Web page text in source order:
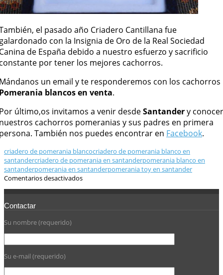
el pasado año Criadero Cantillana fue
con la Insignia de Oro de la Real Sociedad
de España debido a nuestro esfuerzo y sacrificio
por tener los mejores cachorros.
un email y te responderemos con los cachorros
blancos en venta.
último,os invitamos a venir desdeSantandery conocer
cachorros pomeranias y sus padres en primera
También nos puedes encontrar en Facebook.
criadero de pomerania blancocriadero de pomerania blanco en
santandercriadero de pomerania en santanderpomerania blanco en
santanderpomerania en santanderpomerania toy en santander
Comentarios desactivados
Contactar
Su nombre (requerido)
Su e-mail (requerido)